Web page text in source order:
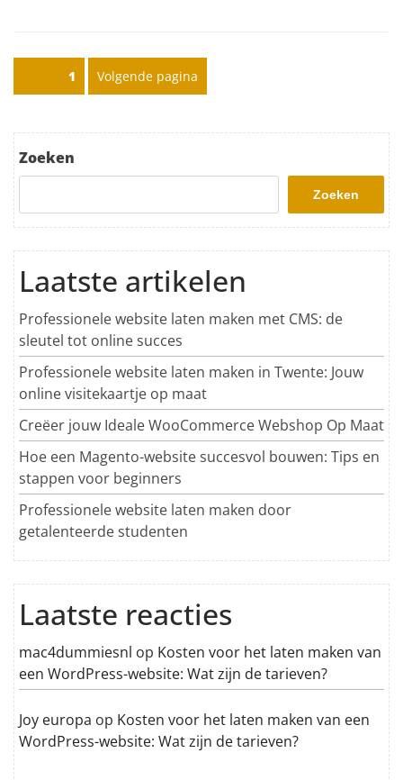
Posts pagination
Pagina1 Volgende pagina
Zoeken
Zoeken
Laatste artikelen
Professionele website laten maken met CMS: de
sleutel tot online succes
Professionele website laten maken in Twente: Jouw
online visitekaartje op maat
Creëer jouw Ideale WooCommerce Webshop Op Maat
Hoe een Magento-website succesvol bouwen: Tips en
stappen voor beginners
Professionele website laten maken door
getalenteerde studenten
Laatste reacties
mac4dummiesnl op Kosten voor het laten maken van
een WordPress-website: Wat zijn de tarieven?
Joy europa op Kosten voor het laten maken van een
WordPress-website: Wat zijn de tarieven?